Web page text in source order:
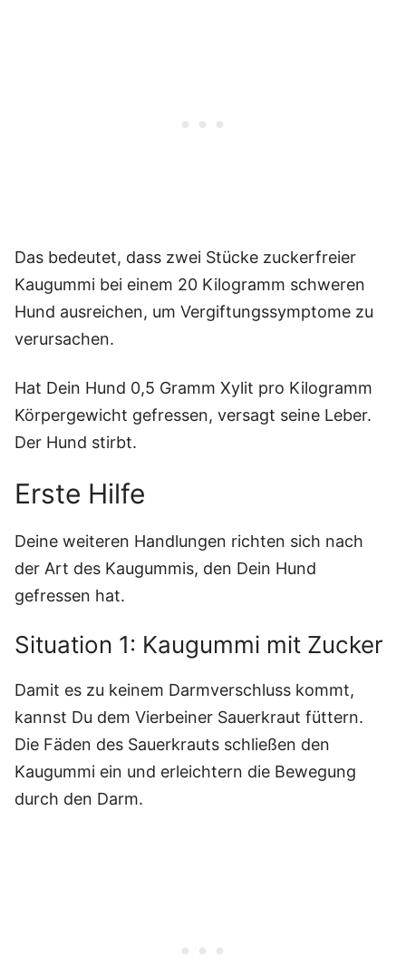
Das bedeutet, dass zwei Stücke zuckerfreier
Kaugummi bei einem 20 Kilogramm schweren
Hund ausreichen, um Vergiftungssymptome zu
verursachen.
Hat Dein Hund 0,5 Gramm Xylit pro Kilogramm
Körpergewicht gefressen, versagt seine Leber.
Der Hund stirbt.
Erste Hilfe
Deine weiteren Handlungen richten sich nach
der Art des Kaugummis, den Dein Hund
gefressen hat.
Situation 1: Kaugummi mit Zucker
Damit es zu keinem Darmverschluss kommt,
kannst Du dem Vierbeiner Sauerkraut füttern.
Die Fäden des Sauerkrauts schließen den
Kaugummi ein und erleichtern die Bewegung
durch den Darm.